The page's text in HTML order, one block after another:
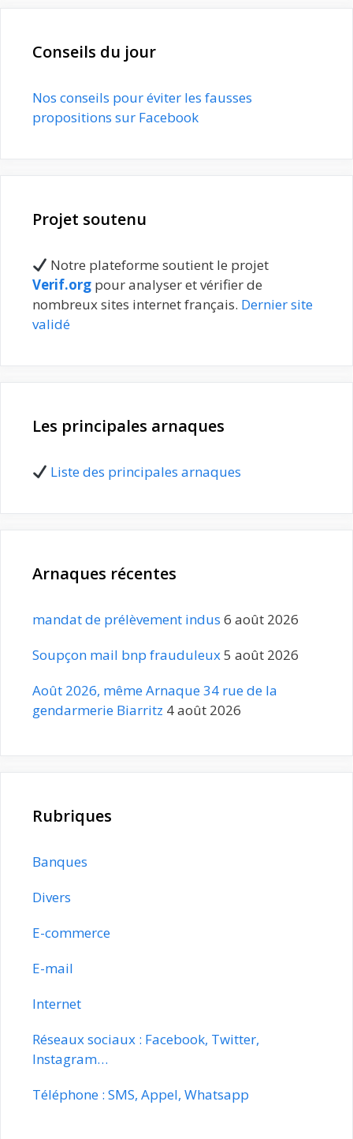
Conseils du jour
Nos conseils pour éviter les fausses
propositions sur Facebook
Projet soutenu
Notre plateforme soutient le projet
Verif.org pour analyser et vérifier de
nombreux sites internet français. Dernier site
validé
Les principales arnaques
Liste des principales arnaques
Arnaques récentes
mandat de prélèvement indus 6 août 2026
Soupçon mail bnp frauduleux5 août 2026
Août 2026, même Arnaque 34 rue de la
gendarmerie Biarritz 4 août 2026
Rubriques
Banques
Divers
E-commerce
E-mail
Internet
Réseaux sociaux : Facebook, Twitter,
Instagram…
Téléphone : SMS, Appel, Whatsapp